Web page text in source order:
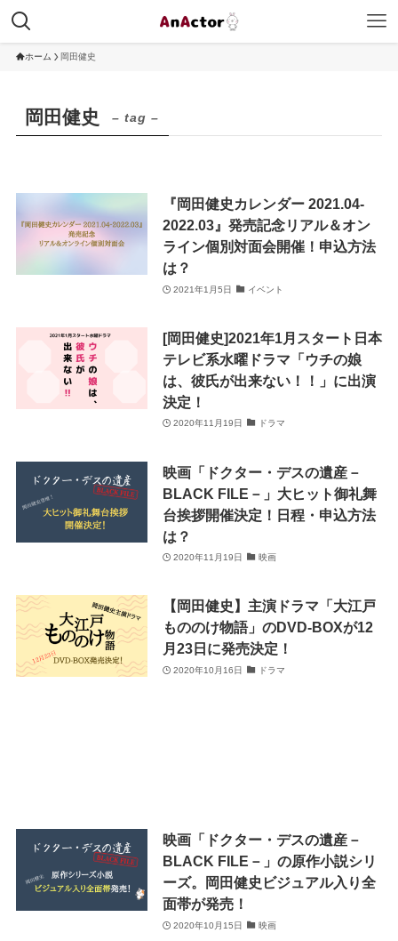
ホーム 岡田健史
岡田健史 – tag –
『岡田健史カレンダー 2021.04‐
2022.03』発売記念リアル＆オン
ライン個別対面会開催！申込方法
は？
2021年1月5日 イベント
[岡田健史]2021年1月スタート日本
テレビ系水曜ドラマ「ウチの娘
は、彼氏が出来ない！！」に出演
決定！
2020年11月19日 ドラマ
映画「ドクター・デスの遺産－
BLACK FILE－」大ヒット御礼舞
台挨拶開催決定！日程・申込方法
は？
2020年11月19日 映画
【岡田健史】主演ドラマ「大江戸
もののけ物語」のDVD-BOXが12
月23日に発売決定！
2020年10月16日 ドラマ
映画「ドクター・デスの遺産－
BLACK FILE－」の原作小説シリ
ーズ。岡田健史ビジュアル入り全
面帯が発売！
2020年10月15日 映画